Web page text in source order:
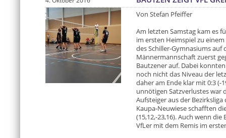
Von Stefan Pfeiffer
Am letzten Samstag kam es
im ersten Heimspiel zu
des Schiller-Gymnasiums auf
Männermannschaft zuerst
Bautzener auf. Dabei
noch nicht das Niveau der
daher am Ende klar mit 0:3 (-
unnötigen Satzverlustes war
Aufsteiger aus der
Kaupa-Neuwiese schafften
(15,12,-23,16). Auch wenn
VfLer mit dem Remis im